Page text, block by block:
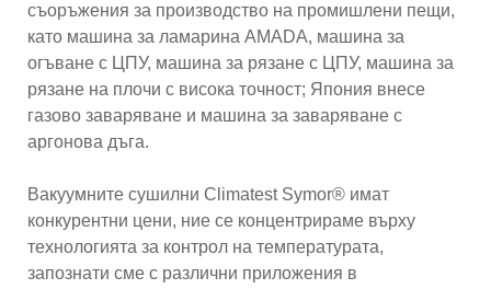
съоръжения за производство на промишлени пещи,
като машина за ламарина AMADA, машина за
огъване с ЦПУ, машина за рязане с ЦПУ, машина за
рязане на плочи с висока точност; Япония внесе
газово заваряване и машина за заваряване с
аргонова дъга.
Вакуумните сушилни Climatest Symor® имат
конкурентни цени, ние се концентрираме върху
технологията за контрол на температурата,
запознати сме с различни приложения в